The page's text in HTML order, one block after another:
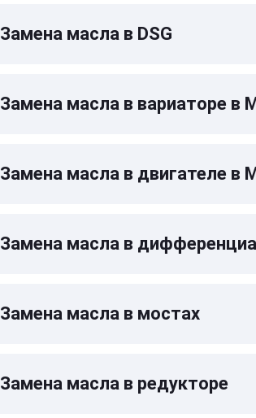
Замена масла в DSG
Замена масла в вариаторе в
Замена масла в двигателе в
Замена масла в
Замена масла в мостах
Замена масла в редукторе